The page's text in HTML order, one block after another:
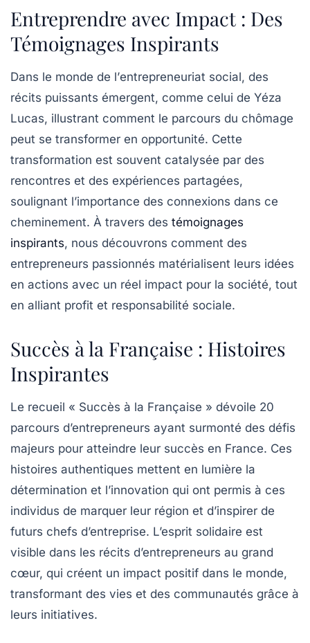
Entreprendre avec Impact : Des
Témoignages Inspirants
Dans le monde de l’entrepreneuriat social, des
récits puissants émergent, comme celui de Yéza
Lucas, illustrant comment le parcours du chômage
peut se transformer en opportunité. Cette
transformation est souvent catalysée par des
rencontres et des expériences partagées,
soulignant l’importance des connexions dans ce
cheminement. À travers des témoignages
inspirants, nous découvrons comment des
entrepreneurs passionnés matérialisent leurs idées
en actions avec un réel impact pour la société, tout
en alliant profit et responsabilité sociale.
Succès à la Française : Histoires
Inspirantes
Le recueil « Succès à la Française » dévoile 20
parcours d’entrepreneurs ayant surmonté des défis
majeurs pour atteindre leur succès en France. Ces
histoires authentiques mettent en lumière la
détermination et l’innovation qui ont permis à ces
individus de marquer leur région et d’inspirer de
futurs chefs d’entreprise. L’esprit solidaire est
visible dans les récits d’entrepreneurs au grand
cœur, qui créent un impact positif dans le monde,
transformant des vies et des communautés grâce à
leurs initiatives.